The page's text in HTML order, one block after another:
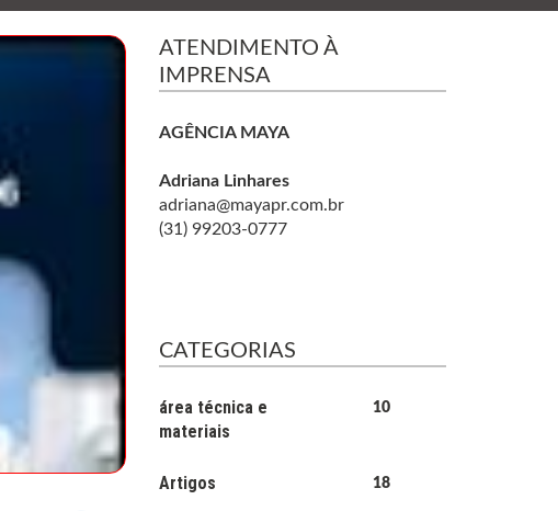
ATENDIMENTO À
IMPRENSA
AGÊNCIA MAYA
Adriana Linhares
adriana@mayapr.com.br
(31) 99203-0777
CATEGORIAS
área técnica e
materiais
10
Artigos 18